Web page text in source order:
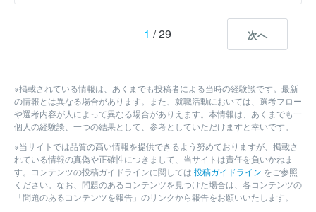
1 / 29 次へ
※掲載されている情報は、あくまでも投稿者による当時の経験談です。最新
の情報とは異なる場合があります。また、就職活動においては、選考フロー
や選考内容が人によって異なる場合がありえます。本情報は、あくまでも一
個人の経験談、一つの結果として、参考としていただけますと幸いです。
※当サイトでは品質の高い情報を提供できるよう努めておりますが、掲載さ
れている情報の真偽や正確性につきまして、当サイトは責任を負いかねま
す。コンテンツの投稿ガイドラインに関しては 投稿ガイドライン をご参照
ください。なお、問題のあるコンテンツを見つけた場合は、各コンテンツの
「問題のあるコンテンツを報告」のリンクから報告をお願いいたします。